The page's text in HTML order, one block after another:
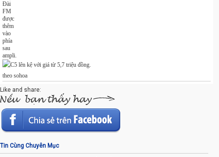
Đài
FM
được
thêm
vào
phía
sau
ampli.
theo sohoa
Like and share:
Tin Cùng Chuyên Mục